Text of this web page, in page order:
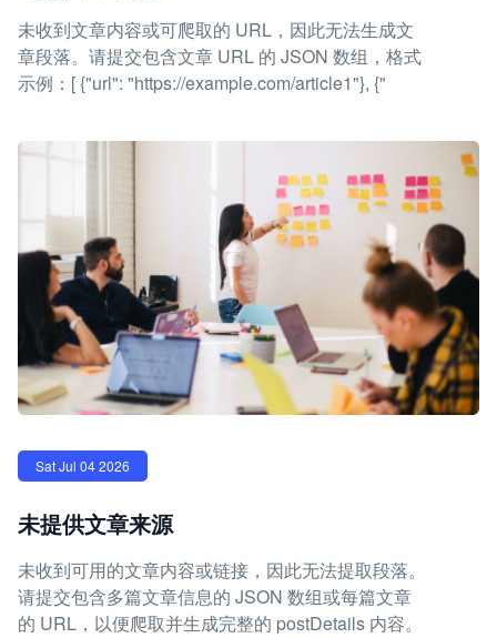
未收到文章内容或可爬取的 URL，因此无法生成文
章段落。请提交包含文章 URL 的 JSON 数组，格式
示例：[ {"url": "https://example.com/article1"}, {"
Sat Jul 04 2026
未提供文章来源
未收到可用的文章内容或链接，因此无法提取段落。
请提交包含多篇文章信息的 JSON 数组或每篇文章
的 URL，以便爬取并生成完整的 postDetails 内容。